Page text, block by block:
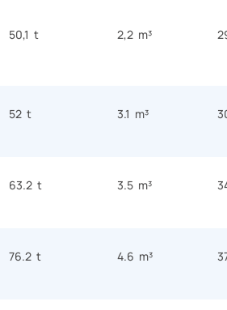
50,1 t 2,2 m³
52 t 3.1 m³
63.2 t 3.5 m³
76.2 t 4.6 m³